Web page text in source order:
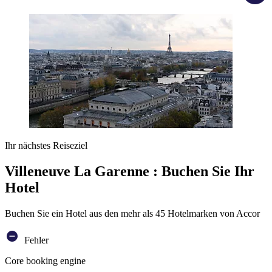
Ihr nächstes Reiseziel
Villeneuve La Garenne : Buchen Sie Ihr
Hotel
Buchen Sie ein Hotel aus den mehr als 45 Hotelmarken von Accor
Fehler
Core booking engine